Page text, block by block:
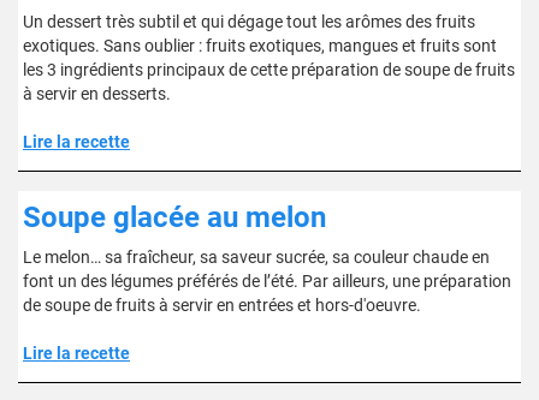
Un dessert très subtil et qui dégage tout les arômes des fruits
exotiques. Sans oublier : fruits exotiques, mangues et fruits sont
les 3 ingrédients principaux de cette préparation de soupe de fruits
à servir en desserts.
Lire la recette
Soupe glacée au melon
Le melon… sa fraîcheur, sa saveur sucrée, sa couleur chaude en
font un des légumes préférés de l’été. Par ailleurs, une préparation
de soupe de fruits à servir en entrées et hors-d'oeuvre.
Lire la recette